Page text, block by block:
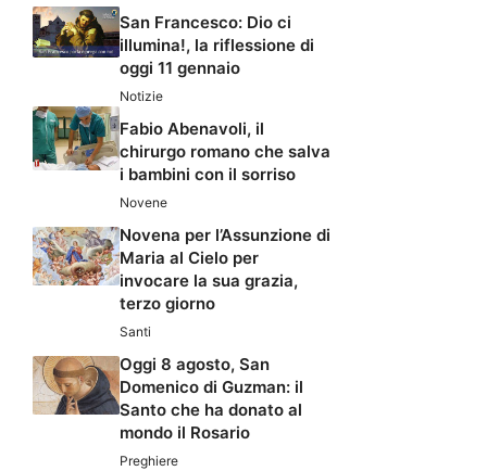
San Francesco: Dio ci
illumina!, la riflessione di
oggi 11 gennaio
Notizie
Fabio Abenavoli, il
chirurgo romano che salva
i bambini con il sorriso
Novene
Novena per l’Assunzione di
Maria al Cielo per
invocare la sua grazia,
terzo giorno
Santi
Oggi 8 agosto, San
Domenico di Guzman: il
Santo che ha donato al
mondo il Rosario
Preghiere